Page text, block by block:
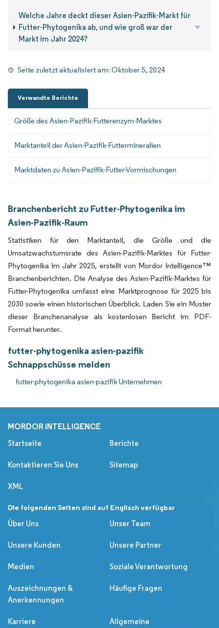
Welche Jahre deckt dieser Asien-Pazifik-Markt für
Futter-Phytogenika ab, und wie groß war der
Markt im Jahr 2024?
Seite zuletzt aktualisiert am:Oktober 5, 2024
Verwandte Berichte
Größe des Asien-Pazifik-Futterenzym-Marktes
Marktanteil der Asien-Pazifik-Futtermineralien
Marktdaten zu Asien-Pazifik-Futter-Vormischungen
Branchenbericht zu Futter-Phytogenika im
Asien-Pazifik-Raum
Statistiken für den Marktanteil, die Größe und die
Umsatzwachstumsrate des Asien-Pazifik-Marktes für Futter-
Phytogenika im Jahr 2025, erstellt von Mordor Intelligence™
Branchenberichten. Die Analyse des Asien-Pazifik-Marktes für
Futter-Phytogenika umfasst eine Marktprognose für 2025 bis
2030 sowie einen historischen Überblick. Laden Sie ein Muster
dieser Branchenanalyse als kostenlosen Bericht im PDF-
Format herunter.
futter-phytogenika asien-pazifik
Schnappschüsse melden
futter-phytogenika asien-pazifik Unternehmen
MORDOR INTELLIGENCE
Startseite Berichte
Kontaktieren Sie Uns Sitemap
XML
Die folgenden Seiten sind auf Englisch verfügbar
Über Uns
Unser Team
Unsere Kunden Unsere Partner
Medien Soziale Verantwortung
Auszeichnungen &
Anerkennungen
Häufige Fragen
Karriere
Allgemeine